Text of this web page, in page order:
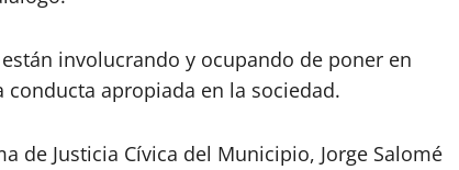
involucrando y ocupando de poner en
apropiada en la sociedad.
de Justicia Cívica del Municipio, Jorge Salomé